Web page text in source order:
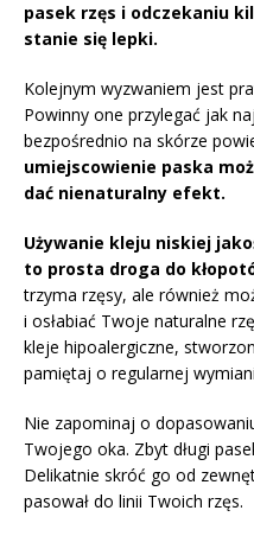
pasek rzęs i odczekaniu
stanie się lepki.
Kolejnym wyzwaniem jest
Powinny one przylegać jak
bezpośrednio na skórze
umiejscowienie paska
dać nienaturalny efekt.
Używanie kleju niskiej
to prosta droga do
trzyma rzęsy, ale również
i osłabiać Twoje naturalne
kleje hipoalergiczne,
pamiętaj o regularnej
Nie zapominaj o
Twojego oka. Zbyt długi
Delikatnie skróć go od
pasował do linii Twoich rzęs.